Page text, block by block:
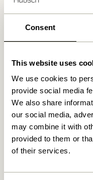
Consent
This website uses
We use cookies to
provide social media
We also share
our social media,
may combine it with
provided to them or
of their services.
Retour 30 jours
Produits